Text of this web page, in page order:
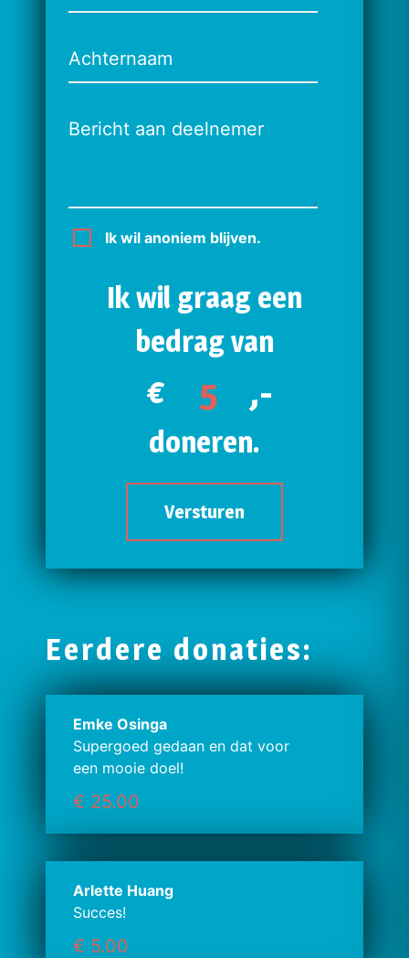
Achternaam
Bericht aan deelnemer
Ik wil anoniem blijven.
Ik wil graag een
bedrag van
€ ,-
doneren.
Versturen
Eerdere donaties:
Emke Osinga
Supergoed gedaan en dat voor
een mooie doel!
€ 25.00
Arlette Huang
Succes!
€ 5.00